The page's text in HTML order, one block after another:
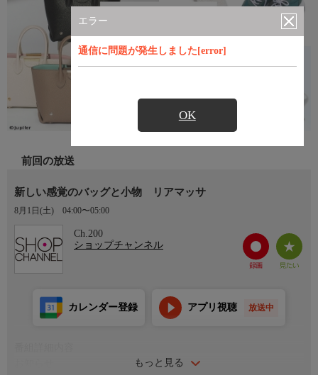
エラー
通信に問題が発生しました[error]
OK
前回の放送
新しい感覚のバッグと小物 リアマッサ
8月1日(土) 04:00〜05:00
Ch.200
ショップチャンネル
もっと見る
カレンダー登録 アプリ視聴 放送中